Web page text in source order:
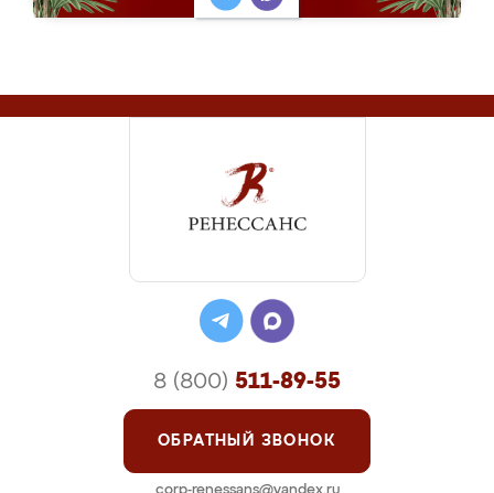
8 (800) 511-89-55
ОБРАТНЫЙ ЗВОНОК